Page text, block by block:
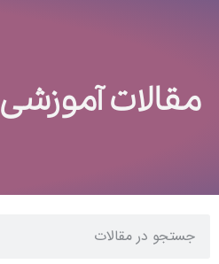
مقالات آموزشی